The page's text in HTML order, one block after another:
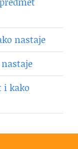
nastaje
i kako